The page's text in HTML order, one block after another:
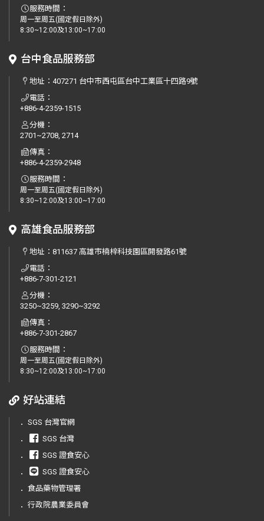
服務時間：
周一至周五(國定假日除外)
8:30~12:00及13:00~17:00
台中食品服務部
地址：407271 台中市西屯區台中工業區十四路9號
電話：
+886-4-2359-1515
分機：
2701~2708, 2714
傳真：
+886-4-2359-2948
服務時間：
周一至周五(國定假日除外)
8:30~12:00及13:00~17:00
高雄食品服務部
地址：811637 高雄市楠梓科技園區開發路61號
電話：
+886-7-301-2121
分機：
3250~3259, 3290~3292
傳真：
+886-7-301-2867
服務時間：
周一至周五(國定假日除外)
8:30~12:00及13:00~17:00
好站連結
． SGS 台灣官網
．
SGS 台灣
．
SGS 證食安心
．
SGS 證食安心
． 食品藥物管理署
． 行政院農業委員會